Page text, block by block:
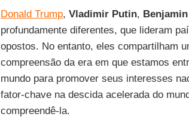
Donald Trump, Vladimir Putin,
profundamente diferentes, que lideram
opostos. No entanto, eles compartilham
compreensão da era em que estamos
mundo para promover seus interesses
fator-chave na descida acelerada do
compreendê-la.